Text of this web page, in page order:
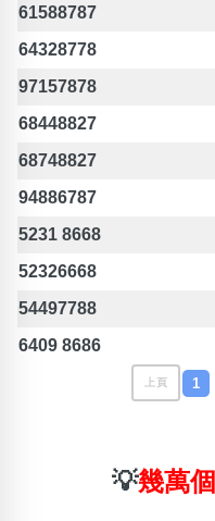
61588787
64328778
97157878
68448827
68748827
94886787
5231 8668
52326668
54497788
6409 8686
上頁 1
💡幾萬